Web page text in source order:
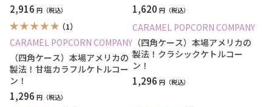
2,916 円 1,620 円
（1）
CARAMEL POPCORN COMPANY
（四角ケース）本場アメリカの
製法！甘塩カラフルケトルコー
ン！
1,296 円
CARAMEL POPCORN COMPANY
（四角ケース）本場アメリカの
製法！クラシックケトルコー
ン！
1,296 円